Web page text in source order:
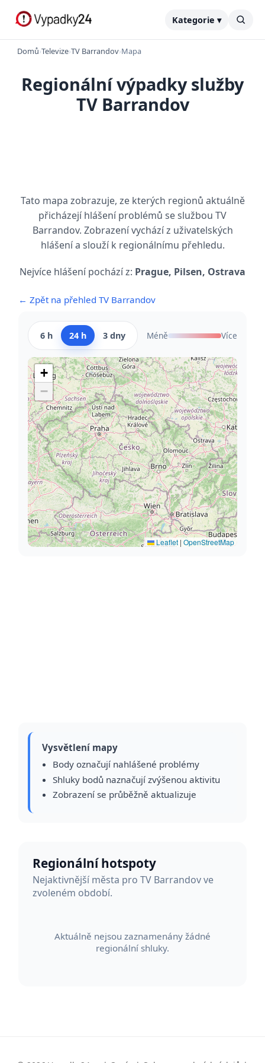
Kategorie ▾
Domů›Televize›TV Barrandov›Mapa
Regionální výpadky služby
TV Barrandov
Tato mapa zobrazuje, ze kterých regionů aktuálně
přicházejí hlášení problémů se službou TV
Barrandov. Zobrazení vychází z uživatelských
hlášení a slouží k regionálnímu přehledu.
Nejvíce hlášení pochází z: Prague, Pilsen, Ostrava
← Zpět na přehled TV Barrandov
6 h 24 h 3 dny Méně Více
+
−
Leaflet | OpenStreetMap
Vysvětlení mapy
Body označují nahlášené problémy
Shluky bodů naznačují zvýšenou aktivitu
Zobrazení se průběžně aktualizuje
Regionální hotspoty
Nejaktivnější města pro TV Barrandov ve
zvoleném období.
Aktuálně nejsou zaznamenány žádné
regionální shluky.